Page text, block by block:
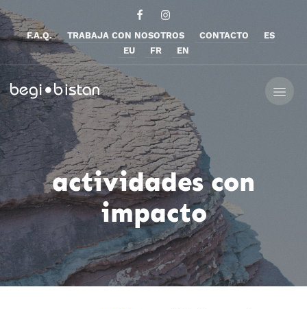
F.A.Q. TRABAJA CON NOSOTROS CONTACTO
ES
EU
FR EN
actividades con
impacto